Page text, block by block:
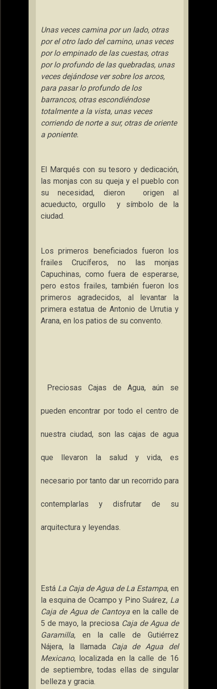
Unas veces camina por un lado, otras
por el otro lado del camino, unas veces
por lo empinado de las cuestas, otras
por lo profundo de las quebradas, unas
veces dejándose ver sobre los arcos,
para pasar lo profundo de los
barrancos, otras escondiéndose
totalmente a la vista, unas veces
corriendo de norte a sur, otras de oriente
a poniente.
El Marqués con su tesoro y dedicación,
las monjas con su queja y el pueblo con
su necesidad, dieron
origen al
acueducto, orgullo
y símbolo de la
ciudad.
Los primeros beneficiados fueron los
frailes Crucíferos, no las monjas
Capuchinas, como fuera de esperarse,
pero estos frailes, también fueron los
primeros agradecidos, al levantar la
primera estatua de Antonio de Urrutia y
Arana, en los patios de su convento.
Preciosas Cajas de Agua, aún se
pueden encontrar por todo el centro de
nuestra ciudad, son las cajas de agua
que llevaron la salud y vida, es
necesario por tanto dar un recorrido para
contemplarlas y disfrutar de su
arquitectura y leyendas.
Está La Caja de Agua deLa Estampa, en
la esquina de Ocampo y Pino Suárez, La
Caja de Agua de Cantoyaen la calle de
5 de mayo, la preciosa Caja de Agua de
Garamilla, en la calle de Gutiérrez
Nájera, la llamada
Caja de Agua del
Mexicano, localizada en la calle de 16
de septiembre, todas ellas de singular
belleza y gracia.